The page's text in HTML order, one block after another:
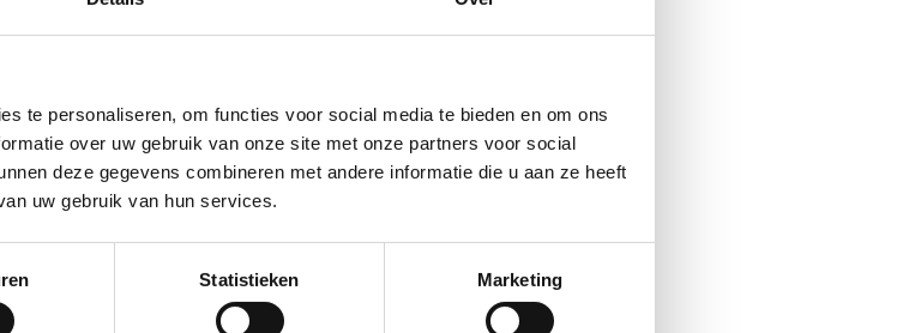
te personaliseren, om functies voor social media te bieden en om ons
over uw gebruik van onze site met onze partners voor social
deze gegevens combineren met andere informatie die u aan ze heeft
uw gebruik van hun services.
Statistieken Marketing